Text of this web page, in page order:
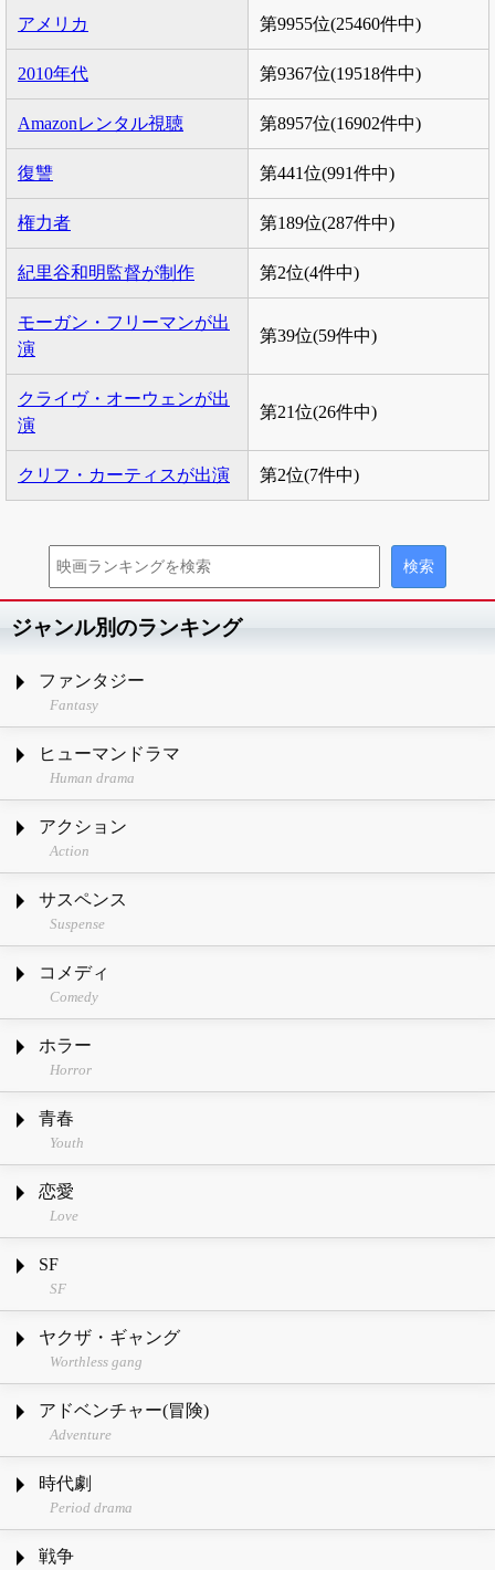
アメリカ 第9955位(25460件中)
2010年代 第9367位(19518件中)
Amazonレンタル視聴 第8957位(16902件中)
復讐 第441位(991件中)
権力者 第189位(287件中)
紀里谷和明監督が制作 第2位(4件中)
モーガン・フリーマンが出
演
第39位(59件中)
クライヴ・オーウェンが出
演
第21位(26件中)
クリフ・カーティスが出演 第2位(7件中)
ジャンル別のランキング
ファンタジー
Fantasy
ヒューマンドラマ
Human drama
アクション
Action
サスペンス
Suspense
コメディ
Comedy
ホラー
Horror
青春
Youth
恋愛
Love
SF
SF
ヤクザ・ギャング
Worthless gang
アドベンチャー(冒険)
Adventure
時代劇
Period drama
戦争